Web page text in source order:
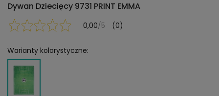
Dywan Dziecięcy 9731 PRINT EMMA
0,00/5 (0)
Warianty kolorystyczne: